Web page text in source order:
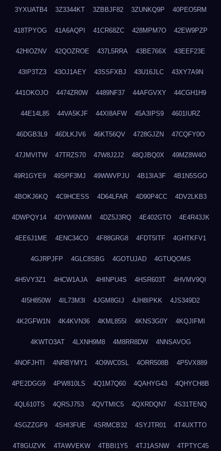
3YXUATB4 3Z3344KT 3ZBBJF82 3ZUNKQ9P 40PEO5RM
418TPYOG 41A6AQPI 41CR68ZC 428MPM7O 42EW9PZP
42HIOZNV 42QOZROE 437L5RRA 43BE766X 43EEF23E
43IP3TZ3 43OJ1AEY 43SSFXBJ 43U16JLC 43XY7A9N
441OKOJO 4474ZR0W 4489NF37 44AFGVXY 44CGH1H9
44E14L85 44VA5KJF 44XI8AFW 45A3IPS9 4601IURZ
46DGB3L9 46DLKJV6 46KT56QV 4728GJZN 47CQFY0O
47JMVITW 47TRZS70 47W8J2J2 48QJBQ0X 49MZ8W4O
49R1GYE9 49SPF3MJ 49WWVPJU 4B13IA3F 4B1N5SGO
4BOKJ6KQ 4C9HCESS 4D64LFAR 4D90P4CC 4DV2LKB3
4DWPQY14 4DYW6NWM 4DZ5J3RQ 4E402GTO 4E4R43JK
4EE6J1ME 4ENC34CO 4F88GRG8 4FDT5ITF 4GHTKFV1
4GJRPJFP 4GLC8SBG 4GOTUJAD 4GTUQOMS
4H5VY3Z1 4HCW1AJA 4HINPU4S 4HSR603T 4HVMV9QI
4I5H850W 4IL73M3I 4JGM8GIJ 4JH8IPKK 4JS349D2
4K2GFW1N 4K4KVN36 4KML855I 4KNS3G0Y 4KQJIFMI
4KWTO3AT 4LXNH9M8 4M8RR8DW 4NNSAVOG
4NOFJHTI 4NRBYMY1 4O9WC0SL 4ORR508B 4P5VX889
4PE2DGG9 4PW810LS 4Q1M7Q60 4QAHYG43 4QHYCH8B
4QL610TS 4QRSJ753 4QVTMIC5 4QXRDQN7 4S31TENQ
4SGZZGF9 4SHI3FUE 4SRMCB32 4SYJTR01 4T4UXTTO
4T8GUZVK 4TAWVEKW 4TBBI1Y5 4TJ1ASNW 4TPTYC45